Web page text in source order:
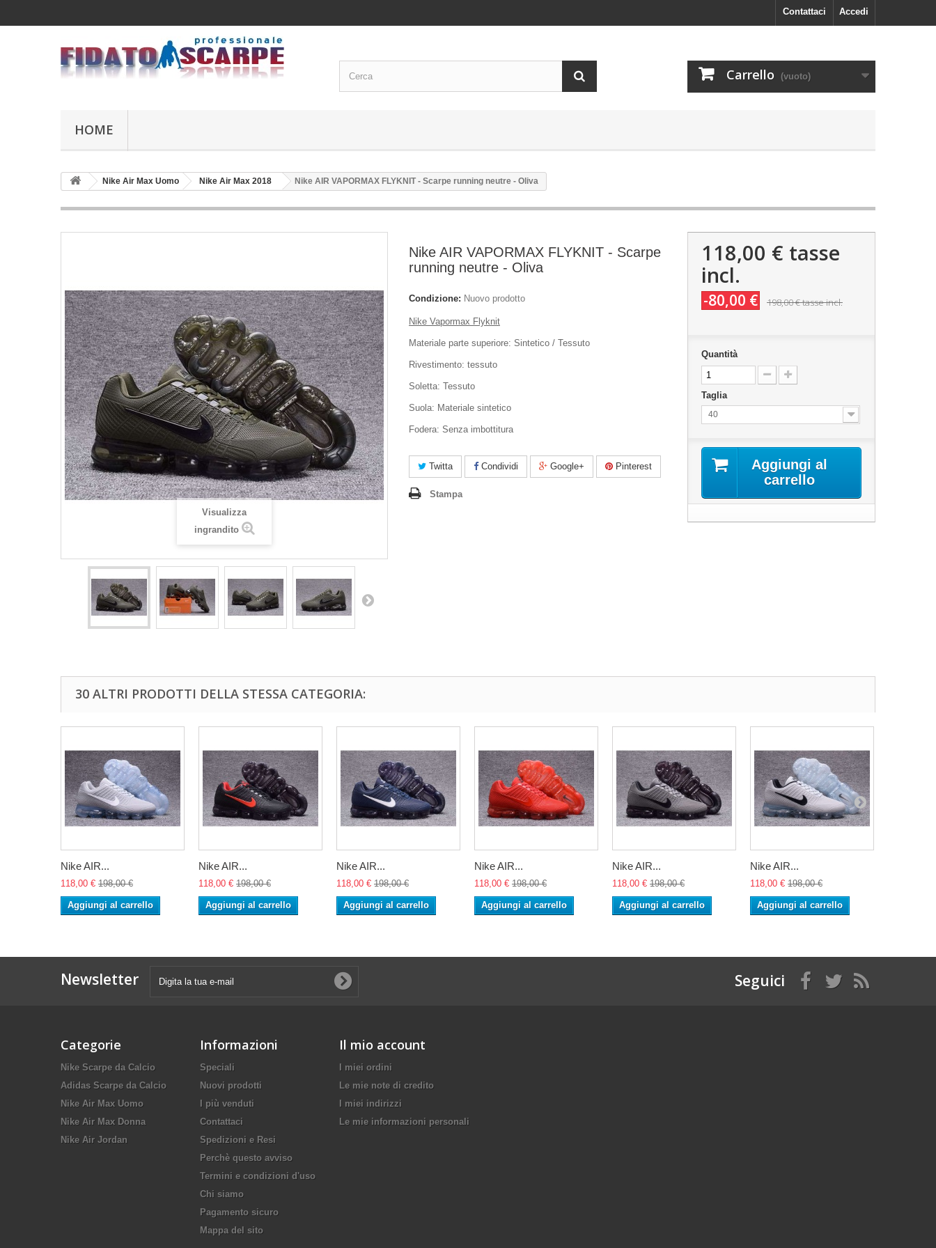
Accedi
Contattaci
Carrello (vuoto)
HOME
Nike Air Max Uomo Nike Air Max 2018 Nike AIR VAPORMAX FLYKNIT - Scarpe running neutre - Oliva
Visualizza
ingrandito
Nike AIR VAPORMAX FLYKNIT - Scarpe
running neutre - Oliva
Condizione: Nuovo prodotto
Nike Vapormax Flyknit
Materiale parte superiore: Sintetico / Tessuto
Rivestimento: tessuto
Soletta: Tessuto
Suola: Materiale sintetico
Fodera: Senza imbottitura
Twitta Condividi Google+ Pinterest
Stampa
118,00 € tasse
incl.
-80,00 € 198,00 €tasse incl.
Quantità
Taglia
40
Aggiungi al
carrello
30 ALTRI PRODOTTI DELLA STESSA CATEGORIA:
Nike AIR...
118,00 € 198,00 €
Aggiungi al carrello
Nike AIR...
118,00 € 198,00 €
Aggiungi al carrello
Nike AIR...
118,00 € 198,00 €
Aggiungi al carrello
Nike AIR...
118,00 € 198,00 €
Aggiungi al carrello
Nike AIR...
118,00 € 198,00 €
Aggiungi al carrello
Nike AIR...
118,00 € 198,00 €
Aggiungi al carrello
Newsletter Seguici
Categorie
Nike Scarpe da Calcio
Adidas Scarpe da Calcio
Nike Air Max Uomo
Nike Air Max Donna
Nike Air Jordan
Informazioni
Speciali
Nuovi prodotti
I più venduti
Contattaci
Spedizioni e Resi
Perchè questo avviso
Termini e condizioni d'uso
Chi siamo
Pagamento sicuro
Mappa del sito
Il mio account
I miei ordini
Le mie note di credito
I miei indirizzi
Le mie informazioni personali